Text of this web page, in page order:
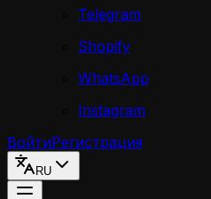
Telegram
Shopify
WhatsApp
Instagram
ВойтиРегистрация
RU